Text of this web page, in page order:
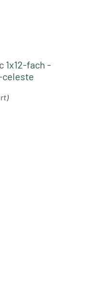
1x12-fach -
celeste